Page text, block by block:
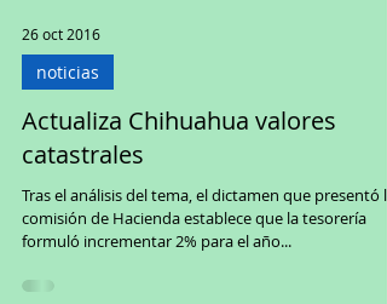
26 oct 2016
noticias
Actualiza Chihuahua valores
catastrales